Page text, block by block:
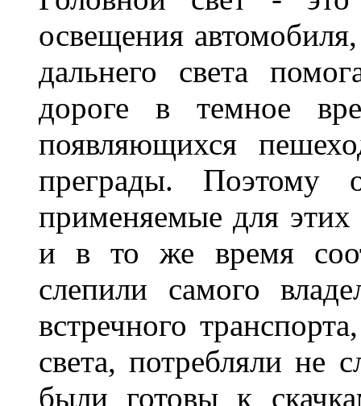
освещения
дальнего света
дороге в темное
появляющихся
преграды. Поэтому
применяемые для
и в то же время
слепили самого
встречного
света, потребляли не
были готовы к